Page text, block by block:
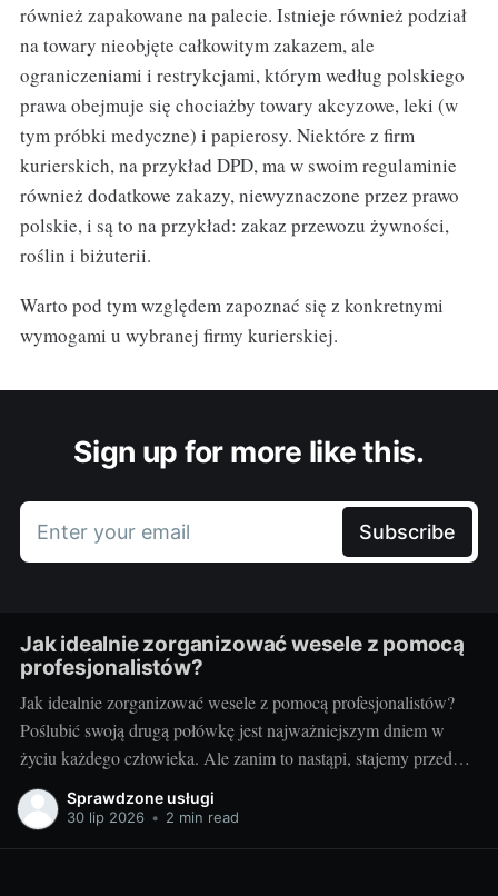
również zapakowane na palecie. Istnieje również podział
na towary nieobjęte całkowitym zakazem, ale
ograniczeniami i restrykcjami, którym według polskiego
prawa obejmuje się chociażby towary akcyzowe, leki (w
tym próbki medyczne) i papierosy. Niektóre z firm
kurierskich, na przykład DPD, ma w swoim regulaminie
również dodatkowe zakazy, niewyznaczone przez prawo
polskie, i są to na przykład: zakaz przewozu żywności,
roślin i biżuterii.
Warto pod tym względem zapoznać się z konkretnymi
wymogami u wybranej firmy kurierskiej.
Sign up for more like this.
Enter your email Subscribe
Jak idealnie zorganizować wesele z pomocą
profesjonalistów?
Jak idealnie zorganizować wesele z pomocą profesjonalistów?
Poślubić swoją drugą połówkę jest najważniejszym dniem w
życiu każdego człowieka. Ale zanim to nastąpi, stajemy przed
wielkim wyzwaniem – jak zorganizować ten najważniejszy
dzień? Czy warto skorzystać z usług profesjonalistów? Czy to
Sprawdzone usługi
30 lip 2026 • 2 min read